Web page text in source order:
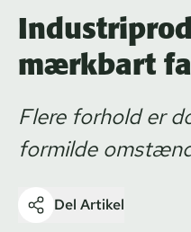
mærkbart
Flere forhold er
formilde
Del Artikel